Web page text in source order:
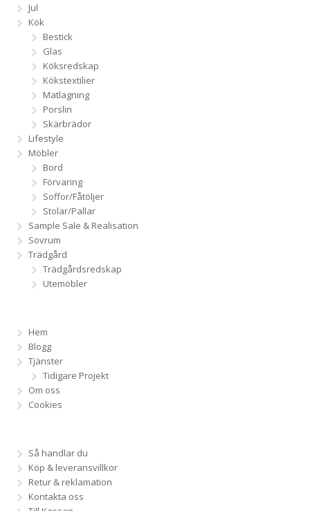
Jul
Kök
Bestick
Glas
Köksredskap
Kökstextilier
Matlagning
Porslin
Skärbrädor
Lifestyle
Möbler
Bord
Förvaring
Soffor/Fåtöljer
Stolar/Pallar
Sample Sale & Realisation
Sovrum
Trädgård
Trädgårdsredskap
Utemöbler
Hem
Blogg
Tjänster
Tidigare Projekt
Om oss
Cookies
Så handlar du
Köp & leveransvillkor
Retur & reklamation
Kontakta oss